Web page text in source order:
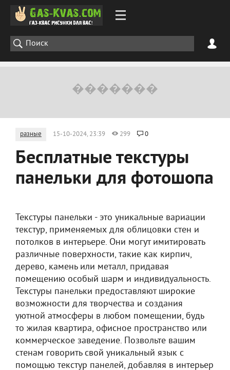
разные 15-10-2024, 23:39 299 0
Бесплатные текстуры
панельки для фотошопа
Текстуры панельки - это уникальные вариации
текстур, применяемых для облицовки стен и
потолков в интерьере. Они могут имитировать
различные поверхности, такие как кирпич,
дерево, камень или металл, придавая
помещению особый шарм и индивидуальность.
Текстуры панельки предоставляют широкие
возможности для творчества и создания
уютной атмосферы в любом помещении, будь
то жилая квартира, офисное пространство или
коммерческое заведение. Позвольте вашим
стенам говорить свой уникальный язык с
помощью текстур панелей, добавляя в интерьер